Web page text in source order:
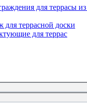
для террасы
для террасной доски
для террас